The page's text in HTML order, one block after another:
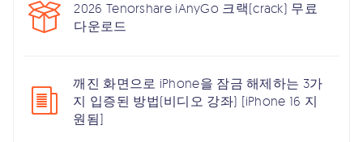
2026 Tenorshare iAnyGo 크랙(crack) 무료
다운로드
깨진 화면으로 iPhone을 잠금 해제하는 3가
지 입증된 방법(비디오 강좌) [iPhone 16 지
원됨]